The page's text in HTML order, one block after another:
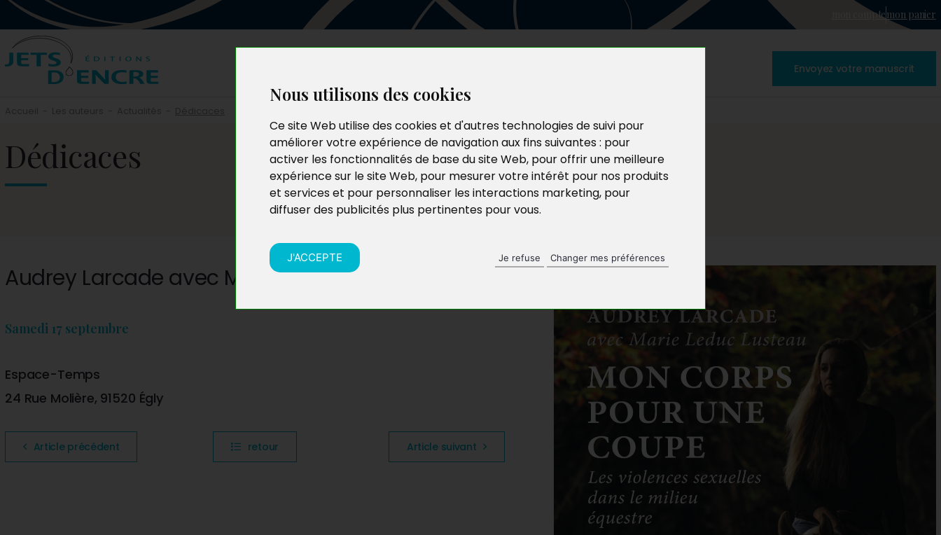
Nous utilisons des cookies
Ce site Web utilise des cookies et d'autres technologies de suivi pour
améliorer votre expérience de navigation aux fins suivantes : pour
activer les fonctionnalités de base du site Web, pour offrir une meilleure
expérience sur le site Web, pour mesurer votre intérêt pour nos produits
et services et pour personnaliser les interactions marketing, pour
diffuser des publicités plus pertinentes pour vous.
J'ACCEPTE Je refuse Changer mes préférences
mon comptemon panier
Envoyez votre manuscrit
Dédicaces
Audrey Larcade avec Marie Leduc Lusteau
Samedi 17 septembre
Espace-Temps
24 Rue Molière, 91520 Égly
Article précédent retour Article suivant